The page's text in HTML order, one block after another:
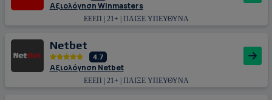
Αξιολόγηση Winmasters
ΕΕΕΠ | 21+ | ΠΑΙΞΕ ΥΠΕΥΘΥΝΑ
Netbet
4.7
Αξιολόγηση Netbet
ΕΕΕΠ | 21+ | ΠΑΙΞΕ ΥΠΕΥΘΥΝΑ